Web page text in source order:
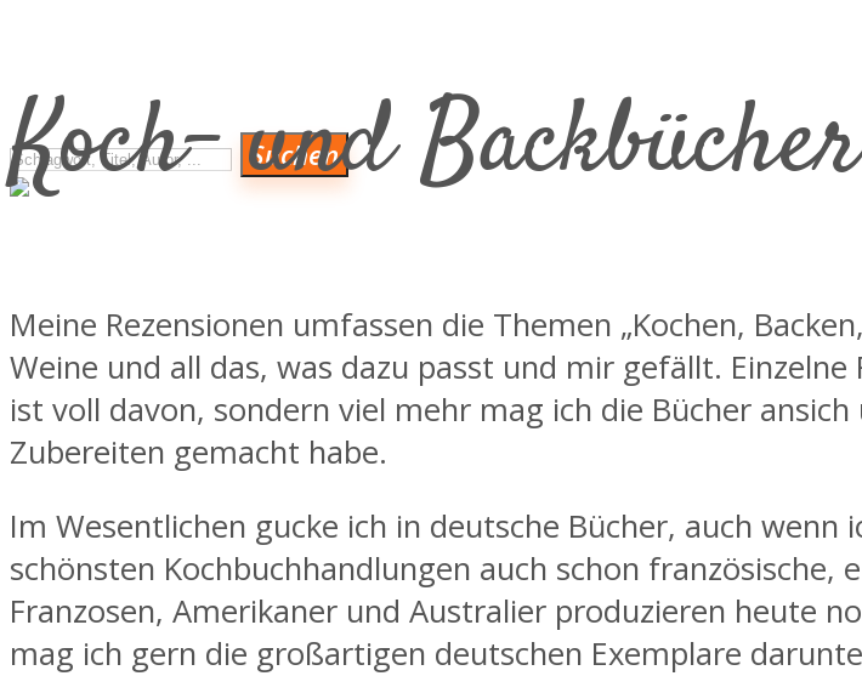
VERLAGE
Suchen
VERLAGE
Koch- und
Meine Rezensionen umfassen die Themen „Kochen,
Weine und all das, was dazu passt und mir gefällt.
ist voll davon, sondern viel mehr mag ich die Bücher
Zubereiten gemacht habe.
Im Wesentlichen gucke ich in deutsche Bücher, auch wenn
schönsten Kochbuchhandlungen auch schon
Franzosen, Amerikaner und Australier produzieren heute
mag ich gern die großartigen deutschen Exemplare